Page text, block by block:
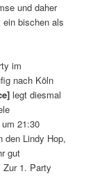
und daher
ein bischen als
im
nach Köln
legt diesmal
21:30
den Lindy Hop,
gut
Zur 1. Party